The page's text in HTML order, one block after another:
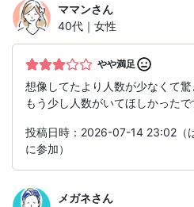
ママンさん
40代｜女性
やや満足
想像してたより人数が少なくて驚
もう少し人数がいてほしかったで
投稿日時：2026-07-14 23:02（
に参加）
メガネさん